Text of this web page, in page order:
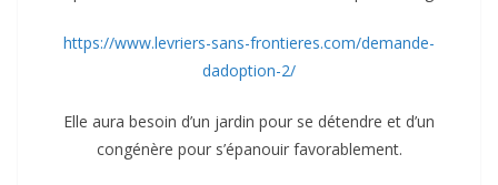
https://www.levriers-sans-frontieres.com/demande-
dadoption-2/
Elle aura besoin d’un jardin pour se détendre et d’un
congénère pour s’épanouir favorablement.